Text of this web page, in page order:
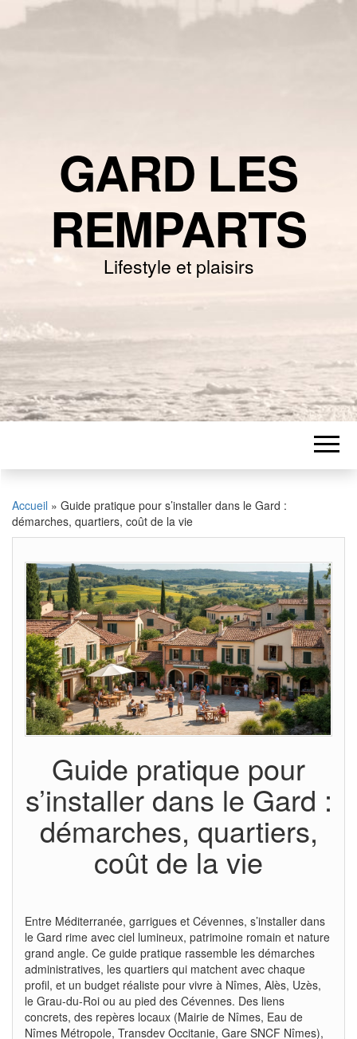
GARD LES
REMPARTS
Lifestyle et plaisirs
Accueil » Guide pratique pour s’installer dans le Gard :
démarches, quartiers, coût de la vie
Guide pratique pour
s’installer dans le Gard :
démarches, quartiers,
coût de la vie
Entre Méditerranée, garrigues et Cévennes, s’installer dans
le Gard rime avec ciel lumineux, patrimoine romain et nature
grand angle. Ce guide pratique rassemble les démarches
administratives, les quartiers qui matchent avec chaque
profil, et un budget réaliste pour vivre à Nîmes, Alès, Uzès,
le Grau-du-Roi ou au pied des Cévennes. Des liens
concrets, des repères locaux (Mairie de Nîmes, Eau de
Nîmes Métropole, Transdev Occitanie, Gare SNCF Nîmes),